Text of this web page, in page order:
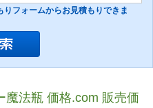
フォームからお見積もりできま
魔法瓶 価格.com 販売価